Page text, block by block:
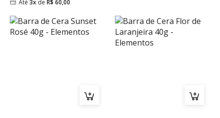
Até3x de R$ 60,00